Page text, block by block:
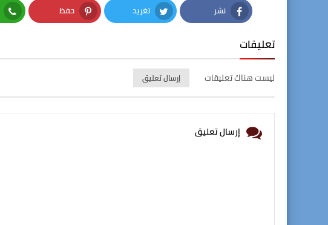
نشر
Facebook
تغريد
Twitter
حفظ
Pinterest
تعليقات
ليست هناك تعليقات إرسال تعليق
إرسال تعليق